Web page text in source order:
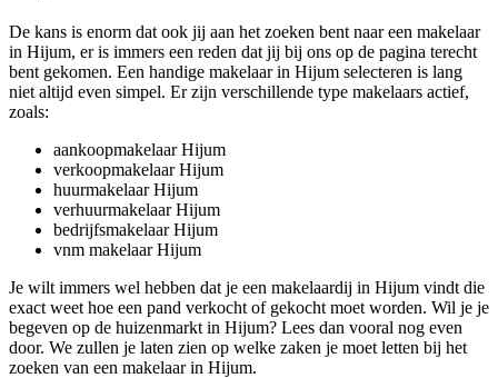
De kans is enorm dat ook jij aan het zoeken bent naar een makelaar
in Hijum, er is immers een reden dat jij bij ons op de pagina terecht
bent gekomen. Een handige makelaar in Hijum selecteren is lang
niet altijd even simpel. Er zijn verschillende type makelaars actief,
zoals:
aankoopmakelaar Hijum
verkoopmakelaar Hijum
huurmakelaar Hijum
verhuurmakelaar Hijum
bedrijfsmakelaar Hijum
vnm makelaar Hijum
Je wilt immers wel hebben dat je een makelaardij in Hijum vindt die
exact weet hoe een pand verkocht of gekocht moet worden. Wil je je
begeven op de huizenmarkt in Hijum? Lees dan vooral nog even
door. We zullen je laten zien op welke zaken je moet letten bij het
zoeken van een makelaar in Hijum.